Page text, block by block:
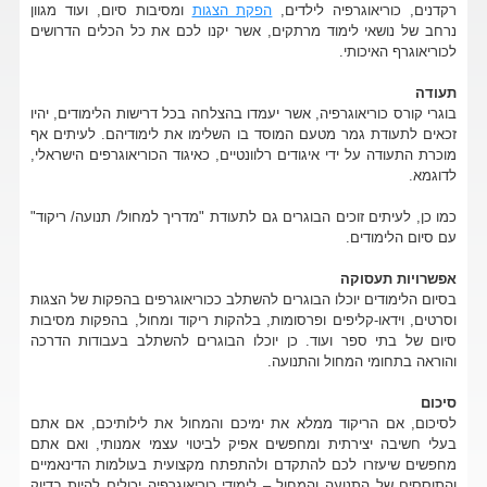
רקדנים, כוריאוגרפיה לילדים, הפקת הצגות ומסיבות סיום, ועוד מגוון
נרחב של נושאי לימוד מרתקים, אשר יקנו לכם את כל הכלים הדרושים
לכוריאוגרף האיכותי.
תעודה
בוגרי קורס כוריאוגרפיה, אשר יעמדו בהצלחה בכל דרישות הלימודים, יהיו
זכאים לתעודת גמר מטעם המוסד בו השלימו את לימודיהם. לעיתים אף
מוכרת התעודה על ידי איגודים רלוונטיים, כאיגוד הכוריאוגרפים הישראלי,
לדוגמא.
כמו כן, לעיתים זוכים הבוגרים גם לתעודת "מדריך למחול/ תנועה/ ריקוד"
עם סיום הלימודים.
אפשרויות תעסוקה
בסיום הלימודים יוכלו הבוגרים להשתלב ככוריאוגרפים בהפקות של הצגות
וסרטים, וידאו-קליפים ופרסומות, בלהקות ריקוד ומחול, בהפקות מסיבות
סיום של בתי ספר ועוד. כן יוכלו הבוגרים להשתלב בעבודות הדרכה
והוראה בתחומי המחול והתנועה.
סיכום
לסיכום, אם הריקוד ממלא את ימיכם והמחול את לילותיכם, אם אתם
בעלי חשיבה יצירתית ומחפשים אפיק לביטוי עצמי אמנותי, ואם אתם
מחפשים שיעזרו לכם להתקדם ולהתפתח מקצועית בעולמות הדינאמיים